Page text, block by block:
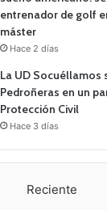
entrenador de golf
máster
Hace 2 días
La UD Socuéllamos
Pedroñeras en un
Protección Civil
Hace 3 días
Reciente